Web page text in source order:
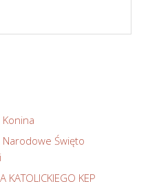
Narodowe Święto
KATOLICKIEGO KEP